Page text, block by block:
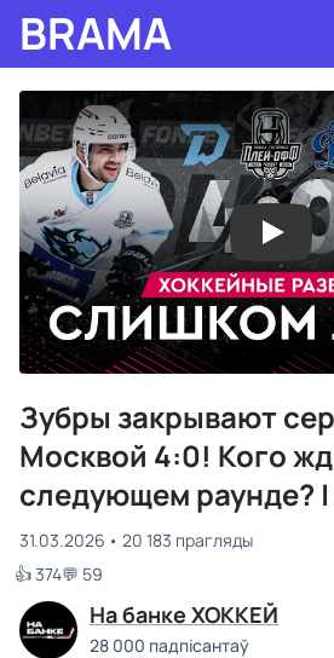
BRAMA
Зубры закрывают
Москвой 4:0! Кого
следующем раунде?
31.03.2026
20 183 прагляды
👍 374💬 59
На банке ХОККЕЙ
28 000 падпісантаў